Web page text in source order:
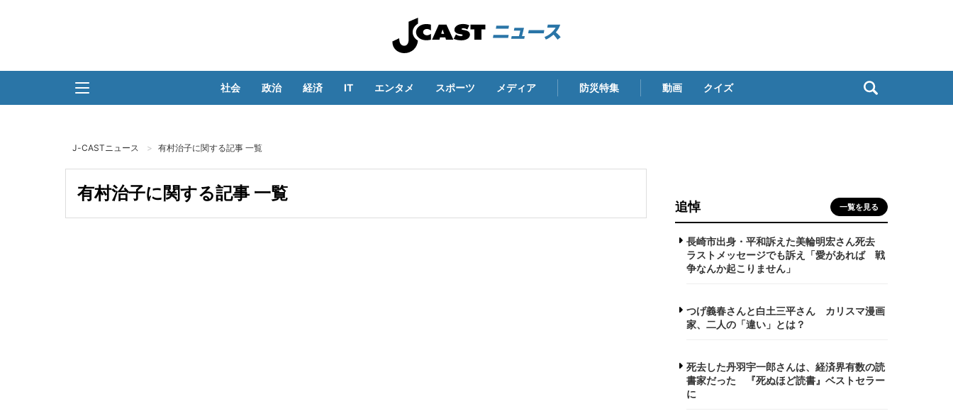
社会 政治 経済 IT エンタメ スポーツ メディア 防災特集 動画 クイズ
J-CASTニュース 有村治子に関する記事 一覧
有村治子に関する記事 一覧
追悼 一覧を見る
長崎市出身・平和訴えた美輪明宏さん死去
ラストメッセージでも訴え「愛があれば 戦
争なんか起こりません」
つげ義春さんと白土三平さん カリスマ漫画
家、二人の「違い」とは？
死去した丹羽宇一郎さんは、経済界有数の読
書家だった 『死ぬほど読書』ベストセラー
に